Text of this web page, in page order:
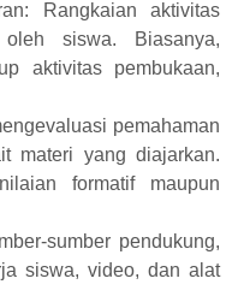
Rangkaian aktivitas
siswa. Biasanya,
aktivitas pembukaan,
pemahaman
materi yang diajarkan.
formatif maupun
sumber pendukung,
siswa, video, dan alat